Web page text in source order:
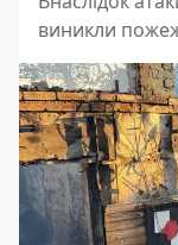
виникли